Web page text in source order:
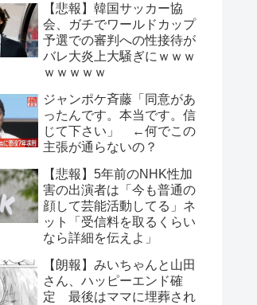
【悲報】韓国サッカー協
会、ガチでワールドカップ
予選での審判への性接待が
バレ大炎上大騒ぎにｗｗｗ
ｗｗｗｗｗ
ジャンポケ斉藤「同意があ
ったんです。本当です。信
じて下さい」 ←何でこの
主張が通らないの？
【悲報】5年前のNHK性加
害の出演者は「今も普通の
顔して芸能活動してる」ネ
ット「受信料を取るくらい
なら詳細を伝えよ」
【朗報】みいちゃんと山田
さん、ハッピーエンド確
定 最後はママに埋葬され